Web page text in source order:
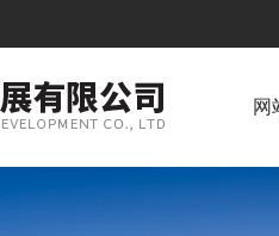
网